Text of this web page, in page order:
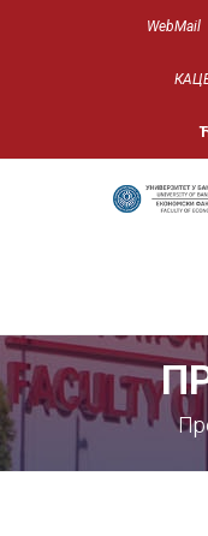
WebMail